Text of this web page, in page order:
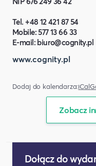
Tel. +48 12 421 87 54
Mobile: 577 13 66 33
E-mail: biuro@cognity.pl
www.cognity.pl
Dodaj do kalendarza:iCal
Zobacz
Dołącz do